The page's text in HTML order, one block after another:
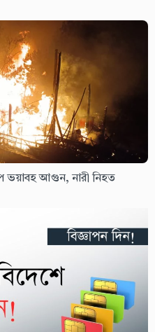
ভয়াবহ আগুন, নারী নিহত